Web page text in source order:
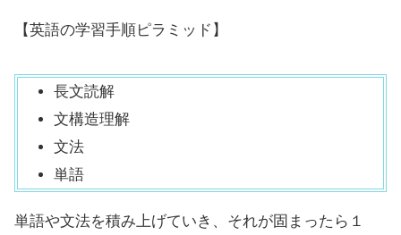
【英語の学習手順ピラミッド】
長文読解
文構造理解
文法
単語
単語や文法を積み上げていき、それが固まったら１